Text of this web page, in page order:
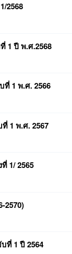
2568
1 ปี พ.ศ.2568
ที่ 1 พ.ศ. 2566
1 พ.ศ. 2567
1/ 2565
2570)
ที่ 1 ปี 2564